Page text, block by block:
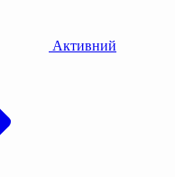
Активний